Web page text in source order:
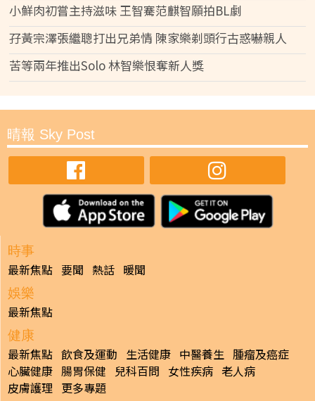
小鮮肉初嘗主持滋味 王智騫范麒智願拍BL劇
孖黃宗澤張繼聰打出兄弟情 陳家樂剃頭行古惑嚇親人
苦等兩年推出Solo 林智樂恨奪新人獎
晴報 Sky Post
時事
最新焦點 要聞 熱話 暖聞
娛樂
最新焦點
健康
最新焦點 飲食及運動 生活健康 中醫養生 腫瘤及癌症
心臟健康 腸胃保健 兒科百問 女性疾病 老人病
皮膚護理 更多專題